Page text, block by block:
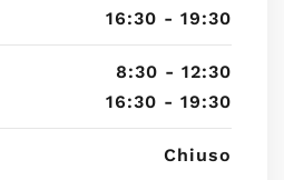
16:30 - 19:30
8:30 - 12:30
16:30 - 19:30
Chiuso